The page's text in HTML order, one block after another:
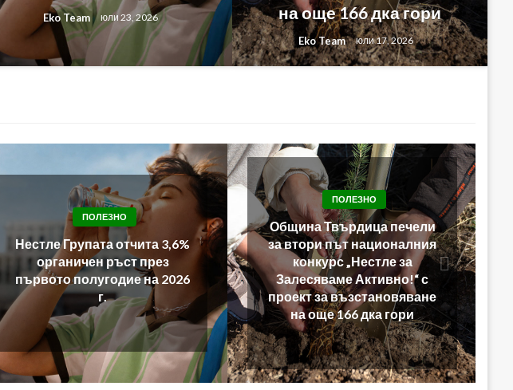
софиянци на вечерно бягане от НДК
Eko Team юли 27, 2026
Eko Team юли 23, 2026
на още 166 дка гори
Eko Team юли 17, 2026
ПОЛЕЗНО
Община Твърдица печели
за втори път националния
конкурс „Нестле за
Залесяваме Активно!“ с
проект за възстановяване
на още 166 дка гори
ПОЛЕЗНО
Плогингът е новият
джогинг за стотици
бургаски семейства